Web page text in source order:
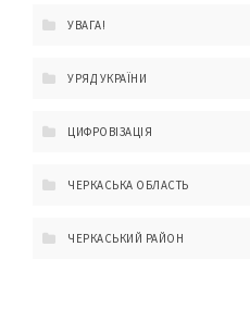
УВАГА!
УРЯД УКРАЇНИ
ЦИФРОВІЗАЦІЯ
ЧЕРКАСЬКА ОБЛАСТЬ
ЧЕРКАСЬКИЙ РАЙОН